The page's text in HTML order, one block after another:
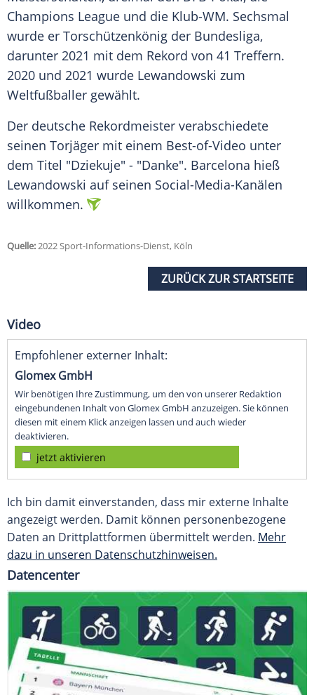
Champions League und die Klub-WM. Sechsmal
wurde er Torschützenkönig der Bundesliga,
darunter 2021 mit dem Rekord von 41 Treffern.
2020 und 2021 wurde Lewandowski zum
Weltfußballer gewählt.
Der deutsche Rekordmeister verabschiedete
seinen Torjäger mit einem Best-of-Video unter
dem Titel "Dziekuje" - "Danke". Barcelona hieß
Lewandowski auf seinen Social-Media-Kanälen
willkommen.
Quelle:2022 Sport-Informations-Dienst, Köln
ZURÜCK ZUR STARTSEITE
Video
Empfohlener externer Inhalt:
Glomex GmbH
Wir benötigen Ihre Zustimmung, um den von unserer Redaktion
eingebundenen Inhalt von Glomex GmbH anzuzeigen. Sie können
diesen mit einem Klick anzeigen lassen und auch wieder
deaktivieren.
jetzt aktivieren
Ich bin damit einverstanden, dass mir externe Inhalte
angezeigt werden. Damit können personenbezogene
Daten an Drittplattformen übermittelt werden. Mehr
dazu in unseren Datenschutzhinweisen.
Datencenter